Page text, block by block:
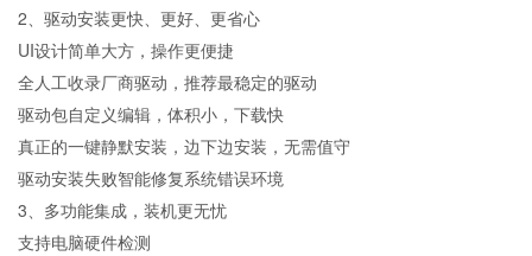
2、驱动安装更快、更好、更省心
UI设计简单大方，操作更便捷
全人工收录厂商驱动，推荐最稳定的驱动
驱动包自定义编辑，体积小，下载快
真正的一键静默安装，边下边安装，无需值守
驱动安装失败智能修复系统错误环境
3、多功能集成，装机更无忧
支持电脑硬件检测